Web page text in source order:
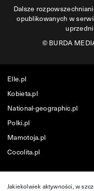
Dalsze
opublikowanych w
©BURDA
Elle.pl
Kobieta.pl
National-geographic.pl
Polki.pl
Mamotoja.pl
Cocolita.pl
Jakiekolwiek aktywności, w